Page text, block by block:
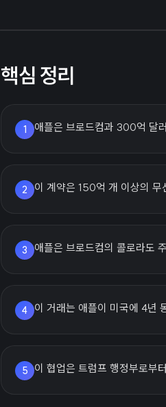
핵심 정리
1 애플은 브로드컴과 300억 달
2 이 계약은 150억 개 이상의 무
3 애플은 브로드컴의 콜로라도
4 이 거래는 애플이 미국에 4년
5 이 협업은 트럼프 행정부로부